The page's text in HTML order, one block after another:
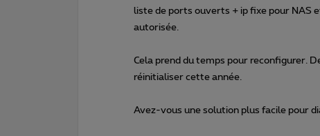
liste de ports ouverts + ip fixe pour NAS
autorisée.
Cela prend du temps pour reconfigurer.
réinitialiser cette année.
Avez-vous une solution plus facile pour